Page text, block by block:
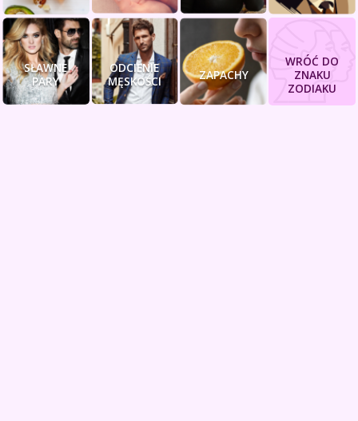
SŁAWNE
PARY
ODCIENIE
MĘSKOŚCI
ZAPACHY
WRÓĆ DO
ZNAKU
ZODIAKU